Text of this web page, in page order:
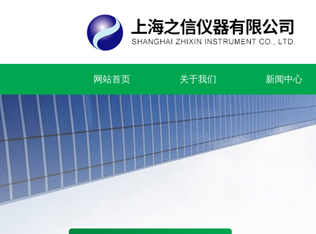
网站首页 关于我们 新闻中心